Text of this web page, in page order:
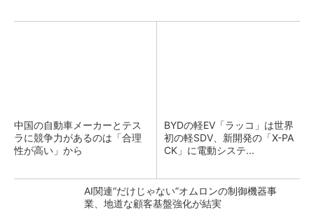
中国の自動車メーカーとテス
ラに競争力があるのは「合理
性が高い」から
BYDの軽EV「ラッコ」は世界
初の軽SDV、新開発の「X-PA
CK」に電動システ...
AI関連“だけじゃない”オムロンの制御機器事
業、地道な顧客基盤強化が結実